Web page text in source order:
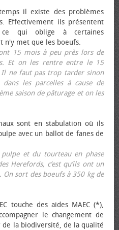
il existe des problèmes
Effectivement ils présentent
ce qui oblige à certaines
n'y met que les bœufs.
15 mois à peu près lors de
Et on les rentre entre le 15
ne faut pas trop tarder sinon
les parcelles à cause de
saison de pâturage et on les
sont en stabulation où ils
avec un ballot de fanes de
et du tourteau en phase
Herefords, c’est qu’ils ont un
On sort des bœufs à 350 kg de
touche des aides MAEC (*),
le changement de
de la biodiversité, de la qualité